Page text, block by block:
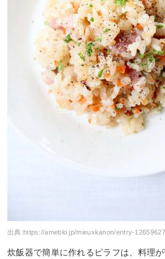
出典:https://ameblo.jp/mieuxkanon/entry-
炊飯器で簡単に作れるピラフは、料理